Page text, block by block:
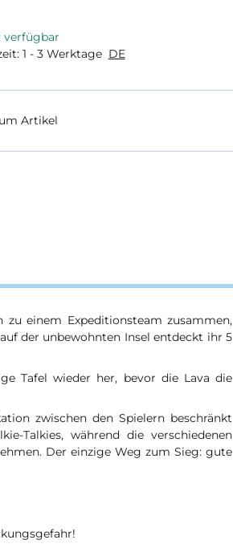
verfügbar
1 - 3 Werktage DE
Artikel
einem Expeditionsteam zusammen,
der unbewohnten Insel entdeckt ihr 5
Tafel wieder her, bevor die Lava die
zwischen den Spielern beschränkt
Talkies, während die verschiedenen
Der einzige Weg zum Sieg: gute